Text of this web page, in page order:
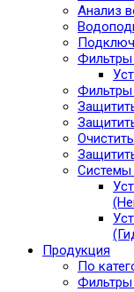
Анализ
Фильтры
Системы
Продукция
По